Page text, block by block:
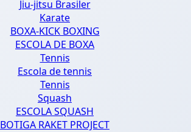
Jiu-jitsu Brasiler
Karate
BOXA-KICK BOXING
ESCOLA DE BOXA
Tennis
Escola de tennis
Tennis
Squash
ESCOLA SQUASH
BOTIGA RAKET PROJECT